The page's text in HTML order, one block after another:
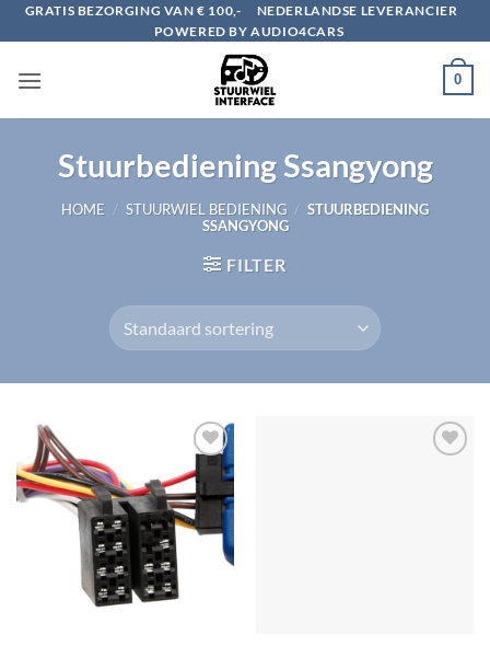
naar
GRATIS BEZORGING VAN € 100,-
NEDERLANDSE LEVERANCIER
POWERED BY AUDIO4CARS
0
Stuurbediening Ssangyong
HOME / STUURWIEL BEDIENING / STUURBEDIENING
SSANGYONG
FILTER
Toevoegen
aan
verlanglijst